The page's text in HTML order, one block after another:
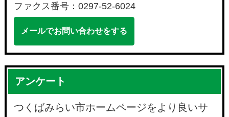
ファクス番号：0297-52-6024
メールでお問い合わせをする
アンケート
つくばみらい市ホームページをより良いサ